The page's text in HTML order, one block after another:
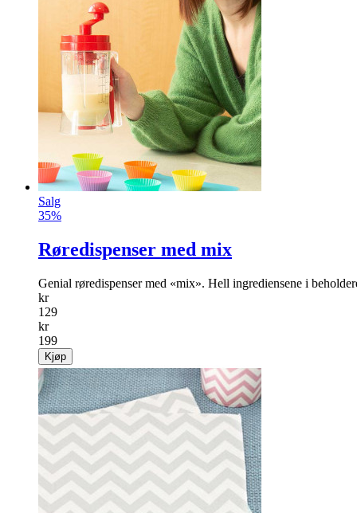
Salg
35%
Røredispenser med mix
Genial røredispenser med «mix». Hell ingrediensene i
kr
129
kr
199
Kjøp